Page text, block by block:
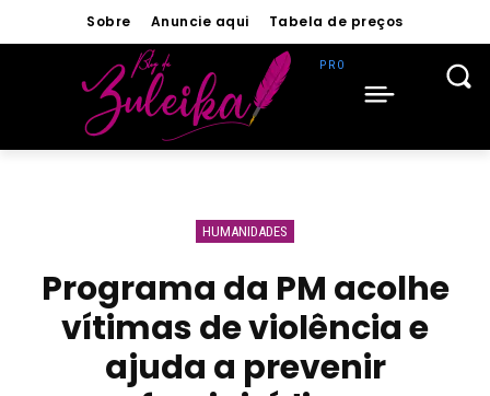
Sobre Anuncie aqui Tabela de preços
HUMANIDADES
Programa da PM acolhe
vítimas de violência e
ajuda a prevenir